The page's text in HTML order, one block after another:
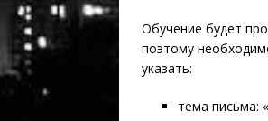
Обучение будет
поэтому
указать:
тема письма: